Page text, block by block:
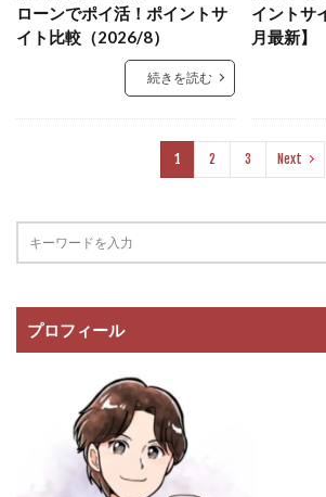
ローンでポイ活！ポイントサ
イト比較（2026/8）
続きを読む
イントサ
月最新】
1 2 3 Next
プロフィール